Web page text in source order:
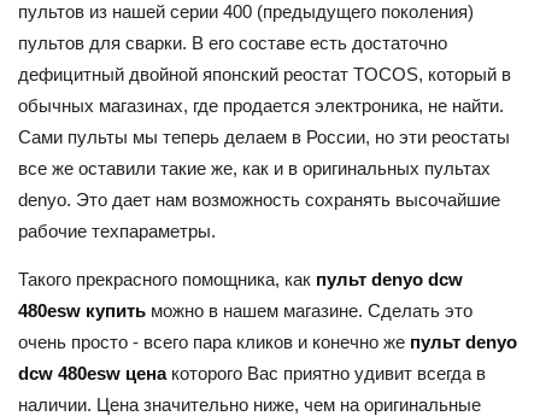
пультов из нашей серии 400 (предыдущего поколения)
пультов для сварки. В его составе есть достаточно
дефицитный двойной японский реостат TOСOS, который в
обычных магазинах, где продается электроника, не найти.
Сами пульты мы теперь делаем в России, но эти реостаты
все же оставили такие же, как и в оригинальных пультах
denyo. Это дает нам возможность сохранять высочайшие
рабочие техпараметры.
Такого прекрасного помощника, как пульт denyo dcw
480esw купить можно в нашем магазине. Сделать это
очень просто - всего пара кликов и конечно же пульт denyo
dcw 480esw ценакоторого Вас приятно удивит всегда в
наличии. Цена значительно ниже, чем на оригинальные